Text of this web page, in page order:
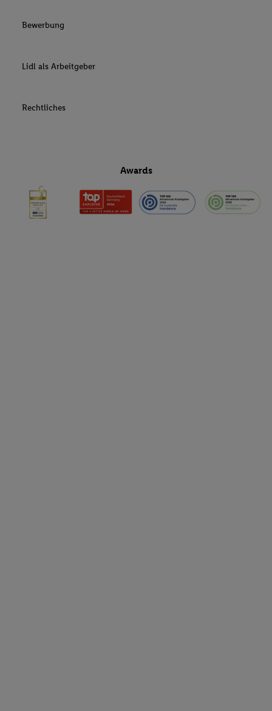
Bewerbung
Lidl als Arbeitgeber
Rechtliches
Awards